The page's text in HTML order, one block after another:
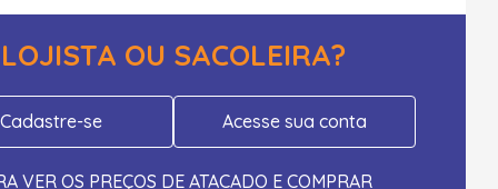
LOJISTA OU SACOLEIRA?
Cadastre-se Acesse sua conta
VER OS PREÇOS DE ATACADO E COMPRAR